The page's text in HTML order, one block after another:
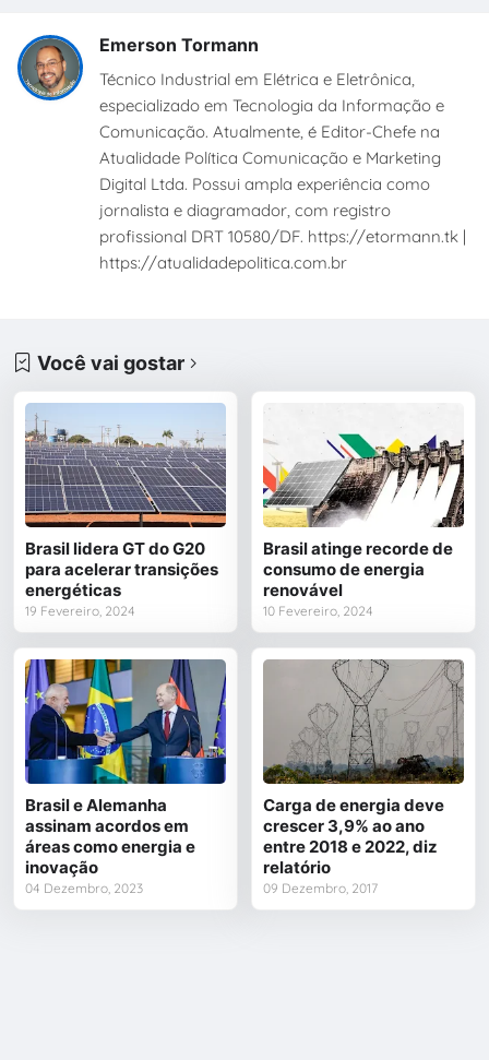
Emerson Tormann
Técnico Industrial em Elétrica e Eletrônica,
especializado em Tecnologia da Informação e
Comunicação. Atualmente, é Editor-Chefe na
Atualidade Política Comunicação e Marketing
Digital Ltda. Possui ampla experiência como
jornalista e diagramador, com registro
profissional DRT 10580/DF. https://etormann.tk |
https://atualidadepolitica.com.br
Você vai gostar
Brasil lidera GT do G20
para acelerar transições
energéticas
19 Fevereiro, 2024
Brasil atinge recorde de
consumo de energia
renovável
10 Fevereiro, 2024
Brasil e Alemanha
assinam acordos em
áreas como energia e
inovação
04 Dezembro, 2023
Carga de energia deve
crescer 3,9% ao ano
entre 2018 e 2022, diz
relatório
09 Dezembro, 2017